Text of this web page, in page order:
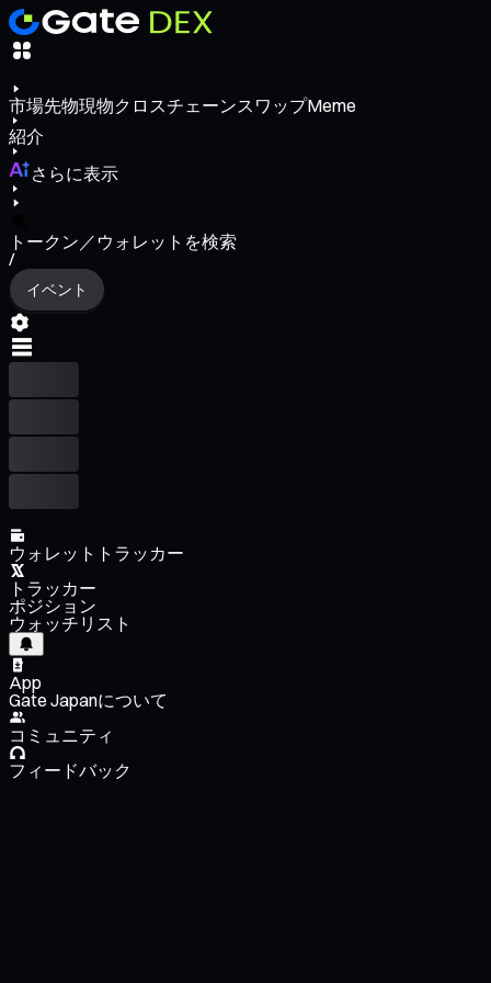
市場先物現物クロスチェーンスワップMeme
紹介
さらに表示
トークン／ウォレットを検索
/
イベント
ウォレットトラッカー
トラッカー
ポジション
ウォッチリスト
App
Gate Japanについて
コミュニティ
フィードバック